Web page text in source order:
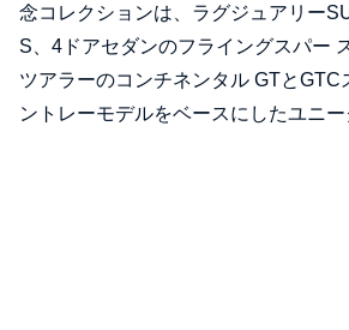
念コレクションは、ラグジュアリー
S、4ドアセダンのフライングスパー
ツアラーのコンチネンタル GTとGTC
ントレーモデルをベースにしたユニー